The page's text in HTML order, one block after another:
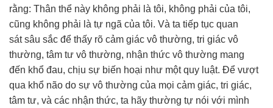
rằng: Thân thể này không phải là tôi, không phải của tôi,
cũng không phải là tự ngã của tôi. Và ta tiếp tục quan
sát sâu sắc để thấy rõ cảm giác vô thường, tri giác vô
thường, tâm tư vô thường, nhận thức vô thường mang
đến khổ đau, chịu sự biến hoại như một quy luật. Để vượt
qua khổ não do sự vô thường của mọi cảm giác, tri giác,
tâm tư, và các nhận thức, ta hãy thường tự nói với mình